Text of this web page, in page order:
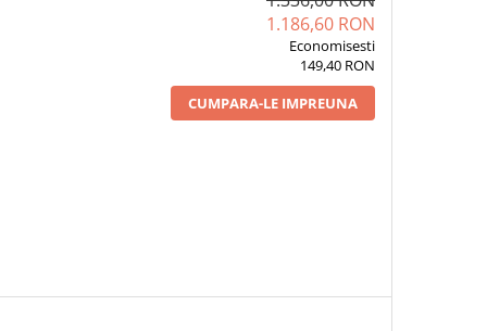
1.186,60 RON
Economisesti
149,40 RON
CUMPARA-LE IMPREUNA